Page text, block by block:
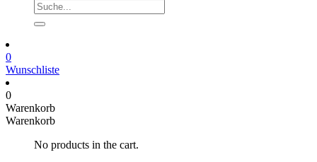
0
Wunschliste
0
Warenkorb
Warenkorb
No products in the cart.